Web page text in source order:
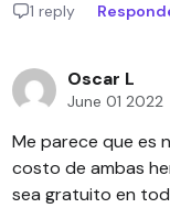
1 reply
Oscar L
June 01 2022
Me parece que es
costo de ambas
sea gratuito en